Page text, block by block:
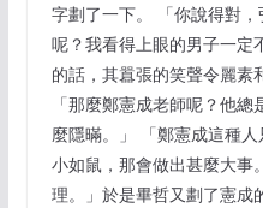
字劃了一下。 「你說得對
呢？我看得上眼的男子一
的話，其囂張的笑聲令麗素
「那麼鄭憲成老師呢？他
麼隱暪。」 「鄭憲成這種
小如鼠，那會做出甚麼大事
理。」於是畢哲又劃了憲